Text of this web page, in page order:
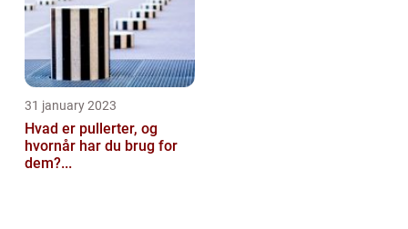
31 january 2023
Hvad er pullerter, og
hvornår har du brug for
dem?...